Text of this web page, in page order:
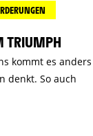
TRIUMPH
kommt es anders
denkt. So auch